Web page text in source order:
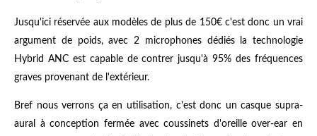
Jusqu'ici réservée aux modèles de plus de 150€ c'est donc un vrai
argument de poids, avec 2 microphones dédiés la technologie
Hybrid ANC est capable de contrer jusqu'à 95% des fréquences
graves provenant de l'extérieur.
Bref nous verrons ça en utilisation, c'est donc un casque supra-
aural à conception fermée avec coussinets d'oreille over-ear en